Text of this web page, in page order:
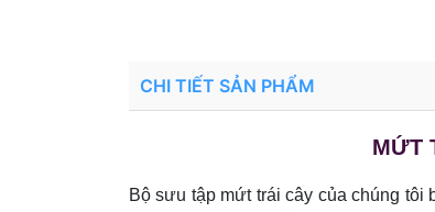
CHI TIẾT SẢN PHẨM
MỨT
Bộ sưu tập mứt trái cây của chúng tôi